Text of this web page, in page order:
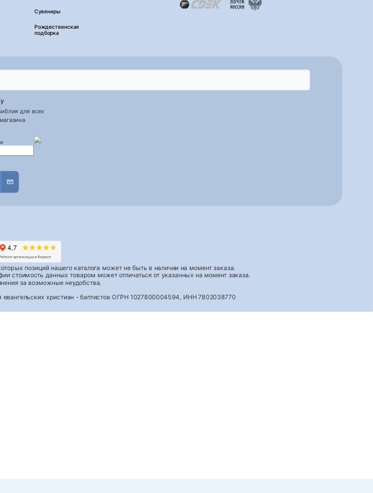
Сувениры
Рождественская
подборка
для всех
позиций нашего каталога может не быть в наличии на момент заказа.
стоимость данных товаром может отличаться от указанных на момент заказа.
за возможные неудобства.
христиан - баптистов ОГРН 1027800004594, ИНН 7802038770